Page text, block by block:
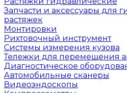
Запчасти и аксессуары для
растяжек
Монтировки
Рихтовочный инструмент
Системы измерения кузова
Тележки для перемещения
Диагностическое
Автомобильные сканеры
Видеоэндоскопы